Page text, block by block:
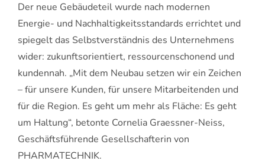
Der neue Gebäudeteil wurde nach modernen
Energie- und Nachhaltigkeitsstandards errichtet und
spiegelt das Selbstverständnis des Unternehmens
wider: zukunftsorientiert, ressourcenschonend und
kundennah. „Mit dem Neubau setzen wir ein Zeichen
– für unsere Kunden, für unsere Mitarbeitenden und
für die Region. Es geht um mehr als Fläche: Es geht
um Haltung“, betonte Cornelia Graessner-Neiss,
Geschäftsführende Gesellschafterin von
PHARMATECHNIK.